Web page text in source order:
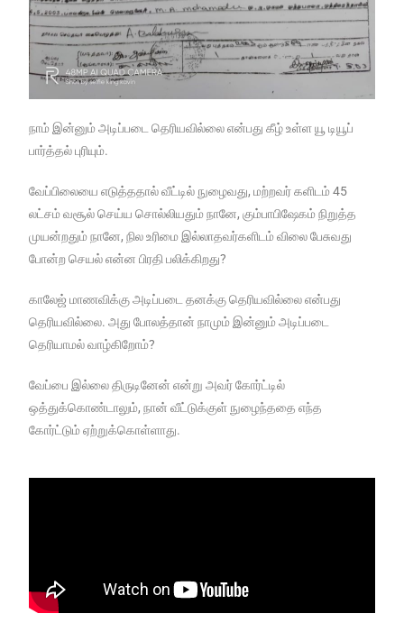
நாம் இன்னும் அடிப்படை தெரியவில்லை என்பது கீழ் உள்ள யூ டியூப்
பார்த்தல் புரியும்.
வேப்பிலையை எடுத்ததால் வீட்டில் நுழைவது, மற்றவர் களிடம் 45
லட்சம் வசூல் செய்ய சொல்லியதும் நானே, கும்பாபிஷேகம் நிறுத்த
முயன்றதும் நானே, நில உரிமை இல்லாதவர்களிடம் விலை பேசுவது
போன்ற செயல் என்ன பிரதி பலிக்கிறது?
காலேஜ் மாணவிக்கு அடிப்படை தனக்கு தெரியவில்லை என்பது
தெரியவில்லை. அது போலத்தான் நாமும் இன்னும் அடிப்படை
தெரியாமல் வாழ்கிறோம்?
வேப்பை இல்லை திருடினேன் என்று அவர் கோர்ட்டில்
ஒத்துக்கொண்டாலும், நான் வீட்டுக்குள் நுழைந்ததை எந்த
கோர்ட்டும் ஏற்றுக்கொள்ளாது.